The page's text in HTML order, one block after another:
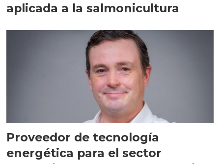
aplicada a la salmonicultura
Proveedor de tecnología
energética para el sector